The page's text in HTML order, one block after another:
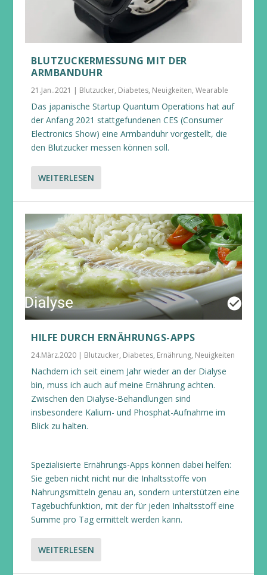
BLUTZUCKERMESSUNG MIT DER
ARMBANDUHR
21.Jan..2021 | Blutzucker, Diabetes, Neuigkeiten,Wearable
Das japanische Startup Quantum Operations hat auf
der Anfang 2021 stattgefundenen CES (Consumer
Electronics Show) eine Armbanduhr vorgestellt, die
den Blutzucker messen können soll.
WEITERLESEN
HILFE DURCH ERNÄHRUNGS-APPS
24.März.2020 | Blutzucker, Diabetes, Ernährung, Neuigkeiten
Nachdem ich seit einem Jahr wieder an der Dialyse
bin, muss ich auch auf meine Ernährung achten.
Zwischen den Dialyse-Behandlungen sind
insbesondere Kalium- und Phosphat-Aufnahme im
Blick zu halten.
Spezialisierte Ernährungs-Apps können dabei helfen:
Sie geben nicht nicht nur die Inhaltsstoffe von
Nahrungsmitteln genau an, sondern unterstützen eine
Tagebuchfunktion, mit der für jeden Inhaltsstoff eine
Summe pro Tag ermittelt werden kann.
WEITERLESEN